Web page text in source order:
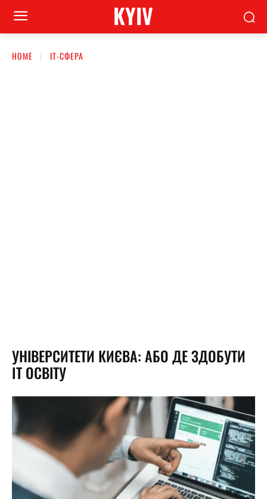
KYIV
HOME ІТ-СФЕРА
УНІВЕРСИТЕТИ КИЄВА: АБО ДЕ ЗДОБУТИ
IT ОСВІТУ